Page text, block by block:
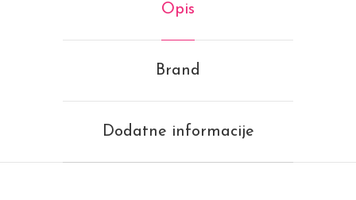
Opis
Brand
Dodatne informacije